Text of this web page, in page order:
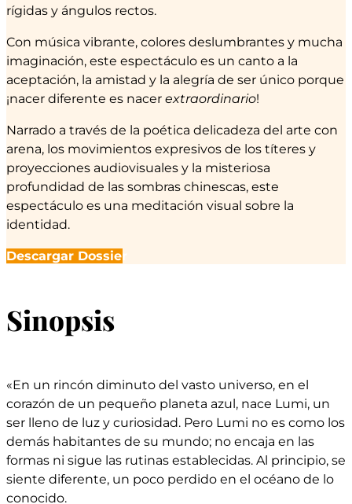
rígidas y ángulos rectos.
Con música vibrante, colores deslumbrantes y mucha
imaginación, este espectáculo es un canto a la
aceptación, la amistad y la alegría de ser único porque
¡nacer diferente es nacer extraordinario!
Narrado a través de la poética delicadeza del arte con
arena, los movimientos expresivos de los títeres y
proyecciones audiovisuales y la misteriosa
profundidad de las sombras chinescas, este
espectáculo es una meditación visual sobre la
identidad.
Descargar Dossier
Sinopsis
«En un rincón diminuto del vasto universo, en el
corazón de un pequeño planeta azul, nace Lumi, un
ser lleno de luz y curiosidad. Pero Lumi no es como los
demás habitantes de su mundo; no encaja en las
formas ni sigue las rutinas establecidas. Al principio, se
siente diferente, un poco perdido en el océano de lo
conocido.